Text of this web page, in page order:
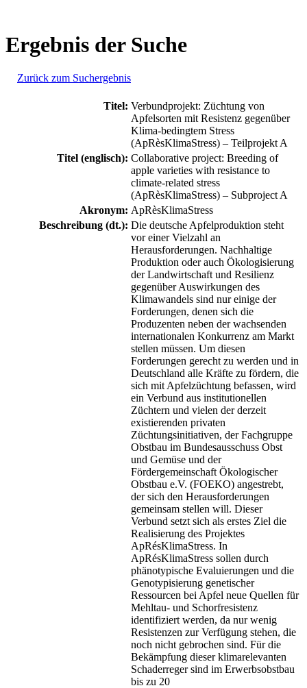
Ergebnis der Suche
Zurück zum Suchergebnis
Titel: Verbundprojekt: Züchtung von
Apfelsorten mit Resistenz gegenüber
Klima-bedingtem Stress
(ApRèsKlimaStress) – Teilprojekt A
Titel (englisch): Collaborative project: Breeding of
apple varieties with resistance to
climate-related stress
(ApRèsKlimaStress) – Subproject A
Akronym: ApRèsKlimaStress
Beschreibung (dt.): Die deutsche Apfelproduktion steht
vor einer Vielzahl an
Herausforderungen. Nachhaltige
Produktion oder auch Ökologisierung
der Landwirtschaft und Resilienz
gegenüber Auswirkungen des
Klimawandels sind nur einige der
Forderungen, denen sich die
Produzenten neben der wachsenden
internationalen Konkurrenz am Markt
stellen müssen. Um diesen
Forderungen gerecht zu werden und in
Deutschland alle Kräfte zu fördern, die
sich mit Apfelzüchtung befassen, wird
ein Verbund aus institutionellen
Züchtern und vielen der derzeit
existierenden privaten
Züchtungsinitiativen, der Fachgruppe
Obstbau im Bundesausschuss Obst
und Gemüse und der
Fördergemeinschaft Ökologischer
Obstbau e.V. (FOEKO) angestrebt,
der sich den Herausforderungen
gemeinsam stellen will. Dieser
Verbund setzt sich als erstes Ziel die
Realisierung des Projektes
ApRésKlimaStress. In
ApRésKlimaStress sollen durch
phänotypische Evaluierungen und die
Genotypisierung genetischer
Ressourcen bei Apfel neue Quellen für
Mehltau- und Schorfresistenz
identifiziert werden, da nur wenig
Resistenzen zur Verfügung stehen, die
noch nicht gebrochen sind. Für die
Bekämpfung dieser klimarelevanten
Schaderreger sind im Erwerbsobstbau
bis zu 20